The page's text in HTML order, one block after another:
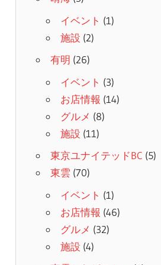
イベント (1)
施設 (2)
有明 (26)
イベント (3)
お店情報 (14)
グルメ (8)
施設 (11)
東京ユナイテッドBC (5)
東雲 (70)
イベント (1)
お店情報 (46)
グルメ (32)
施設 (4)